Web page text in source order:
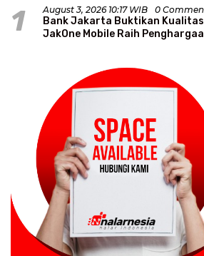
1 August 3, 2026 10:17 WIB 0
Bank Jakarta Buktikan
JakOne Mobile Raih